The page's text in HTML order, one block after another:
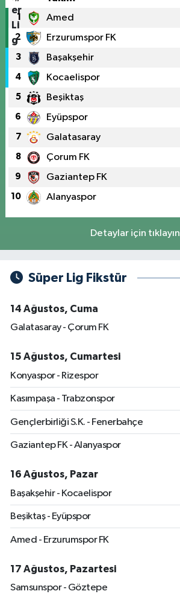
1 Amed
2 Erzurumspor FK
3 Başakşehir
4 Kocaelispor
5 Beşiktaş
6 Eyüpspor
7 Galatasaray
8 Çorum FK
9 Gaziantep FK
10 Alanyaspor
Detaylar için tıklayın
Süper Lig Fikstür
14 Ağustos, Cuma
Galatasaray - Çorum FK
15 Ağustos, Cumartesi
Konyaspor - Rizespor
Kasımpaşa - Trabzonspor
Gençlerbirliği S.K. - Fenerbahçe
Gaziantep FK - Alanyaspor
16 Ağustos, Pazar
Başakşehir - Kocaelispor
Beşiktaş - Eyüpspor
Amed - Erzurumspor FK
17 Ağustos, Pazartesi
Samsunspor - Göztepe